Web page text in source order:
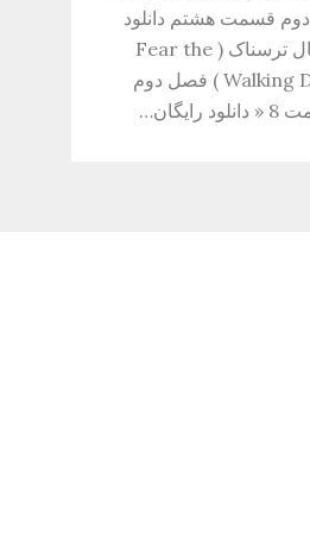
قسمت هشتم دانلود
سریال ترسناک ( Fear the
Walking Dead ) فصل دوم
رایگان…